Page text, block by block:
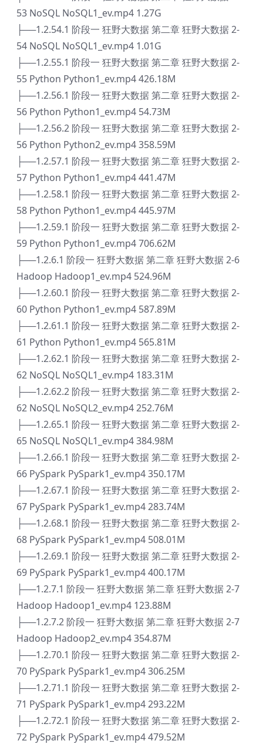
53 NoSQL NoSQL1_ev.mp4 1.27G
├──1.2.54.1 阶段一 狂野大数据 第二章 狂野大数据 2-
54 NoSQL NoSQL1_ev.mp4 1.01G
├──1.2.55.1 阶段一 狂野大数据 第二章 狂野大数据 2-
55 Python Python1_ev.mp4 426.18M
├──1.2.56.1 阶段一 狂野大数据 第二章 狂野大数据 2-
56 Python Python1_ev.mp4 54.73M
├──1.2.56.2 阶段一 狂野大数据 第二章 狂野大数据 2-
56 Python Python2_ev.mp4 358.59M
├──1.2.57.1 阶段一 狂野大数据 第二章 狂野大数据 2-
57 Python Python1_ev.mp4 441.47M
├──1.2.58.1 阶段一 狂野大数据 第二章 狂野大数据 2-
58 Python Python1_ev.mp4 445.97M
├──1.2.59.1 阶段一 狂野大数据 第二章 狂野大数据 2-
59 Python Python1_ev.mp4 706.62M
├──1.2.6.1 阶段一 狂野大数据 第二章 狂野大数据 2-6
Hadoop Hadoop1_ev.mp4 524.96M
├──1.2.60.1 阶段一 狂野大数据 第二章 狂野大数据 2-
60 Python Python1_ev.mp4 587.89M
├──1.2.61.1 阶段一 狂野大数据 第二章 狂野大数据 2-
61 Python Python1_ev.mp4 565.81M
├──1.2.62.1 阶段一 狂野大数据 第二章 狂野大数据 2-
62 NoSQL NoSQL1_ev.mp4 183.31M
├──1.2.62.2 阶段一 狂野大数据 第二章 狂野大数据 2-
62 NoSQL NoSQL2_ev.mp4 252.76M
├──1.2.65.1 阶段一 狂野大数据 第二章 狂野大数据 2-
65 NoSQL NoSQL1_ev.mp4 384.98M
├──1.2.66.1 阶段一 狂野大数据 第二章 狂野大数据 2-
66 PySpark PySpark1_ev.mp4 350.17M
├──1.2.67.1 阶段一 狂野大数据 第二章 狂野大数据 2-
67 PySpark PySpark1_ev.mp4 283.74M
├──1.2.68.1 阶段一 狂野大数据 第二章 狂野大数据 2-
68 PySpark PySpark1_ev.mp4 508.01M
├──1.2.69.1 阶段一 狂野大数据 第二章 狂野大数据 2-
69 PySpark PySpark1_ev.mp4 400.17M
├──1.2.7.1 阶段一 狂野大数据 第二章 狂野大数据 2-7
Hadoop Hadoop1_ev.mp4 123.88M
├──1.2.7.2 阶段一 狂野大数据 第二章 狂野大数据 2-7
Hadoop Hadoop2_ev.mp4 354.87M
├──1.2.70.1 阶段一 狂野大数据 第二章 狂野大数据 2-
70 PySpark PySpark1_ev.mp4 306.25M
├──1.2.71.1 阶段一 狂野大数据 第二章 狂野大数据 2-
71 PySpark PySpark1_ev.mp4 293.22M
├──1.2.72.1 阶段一 狂野大数据 第二章 狂野大数据 2-
72 PySpark PySpark1_ev.mp4 479.52M